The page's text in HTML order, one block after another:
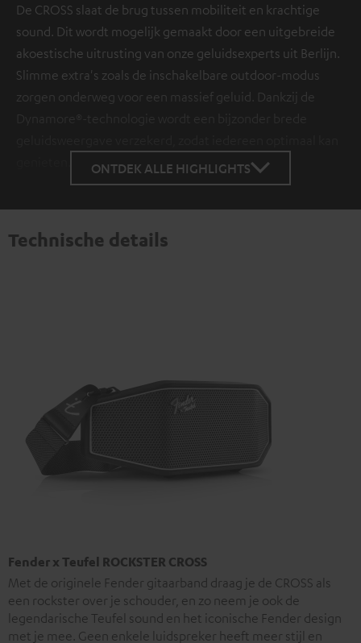
De CROSS slaat de brug tussen mobiliteit en krachtige
sound. Dit wordt mogelijk gemaakt door een uitgebreide
akoestische uitrusting van onze geluidsexperts uit Berlijn.
Slimme extra's zoals de inschakelbare outdoor-modus
zorgen onderweg voor een massief geluid. Dankzij de
ONTDEK ALLE HIGHLIGHTS
Technische details
Fender x Teufel ROCKSTER CROSS
Met de originele Fender gitaarband draag je de CROSS als
een rockster over je schouder, en zo neem je ook de
legendarische Teufel sound en het iconische Fender design
met je mee. Geen enkele luidspreker heeft meer stijl en